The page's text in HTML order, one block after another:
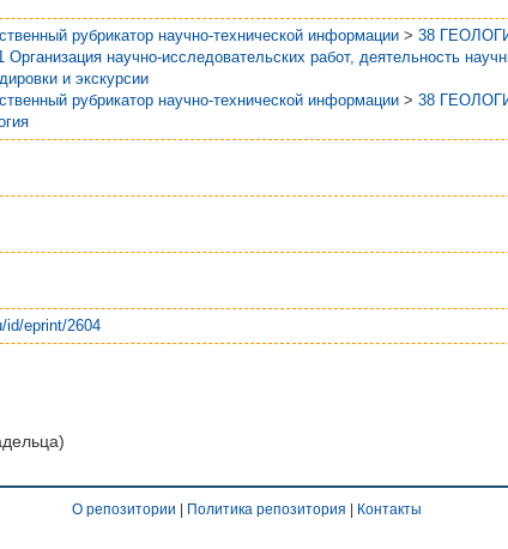
рубрикатор научно-технической информации > 38
Организация научно-исследовательских работ, деятельность
и экскурсии
рубрикатор научно-технической информации > 38
id/eprint/2604
О репозитории | Политика репозитория | Контакты